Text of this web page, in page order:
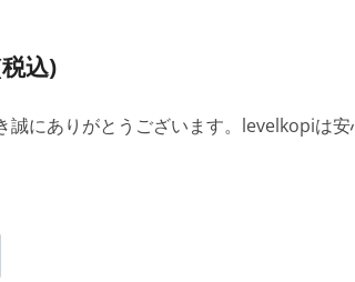
込)
誠にありがとうございます。levelkopiは